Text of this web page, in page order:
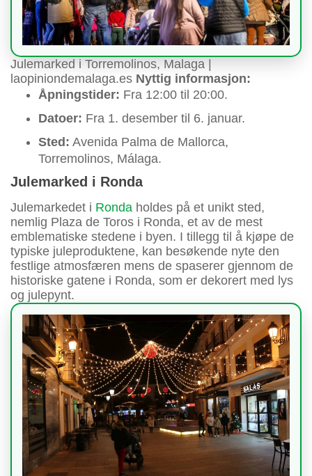
Julemarked i Torremolinos, Malaga |
laopiniondemalaga.es Nyttig informasjon:
Åpningstider: Fra 12:00 til 20:00.
Datoer: Fra 1. desember til 6. januar.
Sted: Avenida Palma de Mallorca,
Torremolinos, Málaga.
Julemarked i Ronda
Julemarkedet i Ronda holdes på et unikt sted,
nemlig Plaza de Toros i Ronda, et av de mest
emblematiske stedene i byen. I tillegg til å kjøpe de
typiske juleproduktene, kan besøkende nyte den
festlige atmosfæren mens de spaserer gjennom de
historiske gatene i Ronda, som er dekorert med lys
og julepynt.